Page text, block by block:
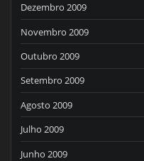
Dezembro 2009
Novembro 2009
Outubro 2009
Setembro 2009
Agosto 2009
Julho 2009
Junho 2009